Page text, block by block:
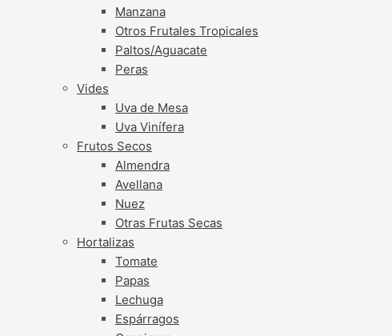
Manzana
Otros Frutales Tropicales
Paltos/Aguacate
Peras
Vides
Uva de Mesa
Uva Vinífera
Frutos Secos
Almendra
Avellana
Nuez
Otras Frutas Secas
Hortalizas
Tomate
Papas
Lechuga
Espárragos